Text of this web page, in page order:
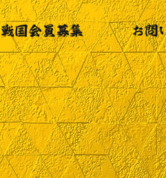
戦国会員募集 お問